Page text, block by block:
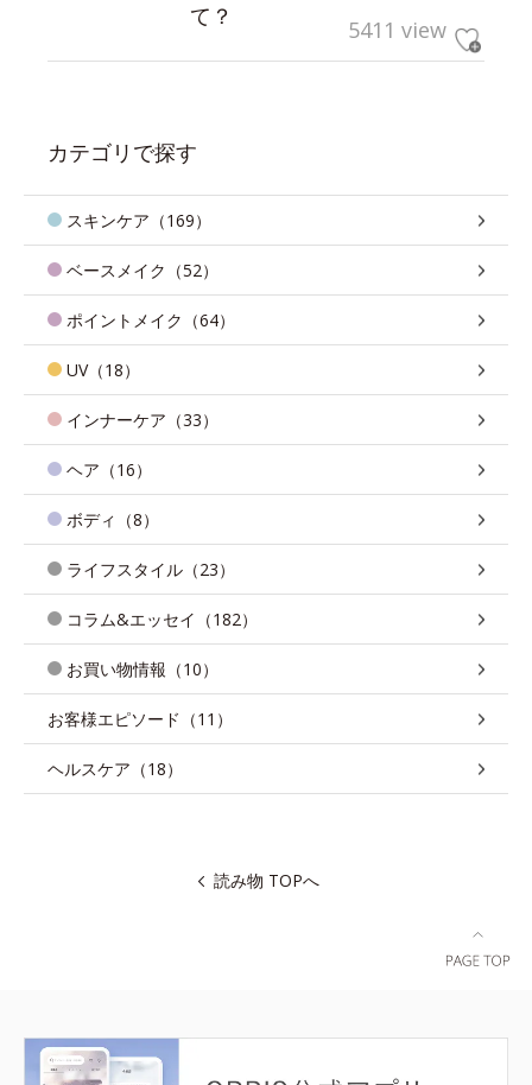
て？
5411 view
カテゴリで探す
スキンケア（169）
ベースメイク（52）
ポイントメイク（64）
UV（18）
インナーケア（33）
ヘア（16）
ボディ（8）
ライフスタイル（23）
コラム&エッセイ（182）
お買い物情報（10）
お客様エピソード（11）
ヘルスケア（18）
読み物 TOPへ